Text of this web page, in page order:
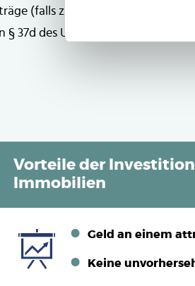
(falls zutreffend) ohne
§ 37d des Umsatzsteuergesetzes.
Vorteile der
Immobilien
Geld an einem
Keine